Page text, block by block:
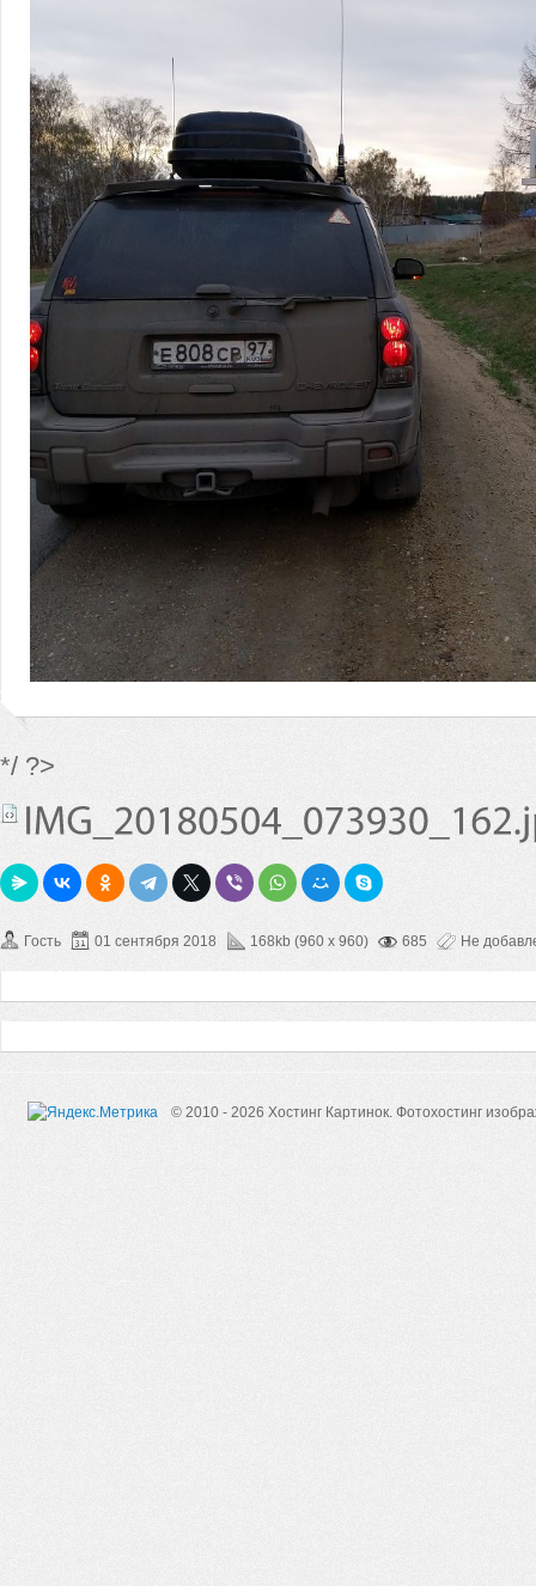
*/ ?>
Гость 01 сентября 2018 168kb (960 x 960) 685 Не
© 2010 - 2026 Хостинг Картинок. Фотохостинг